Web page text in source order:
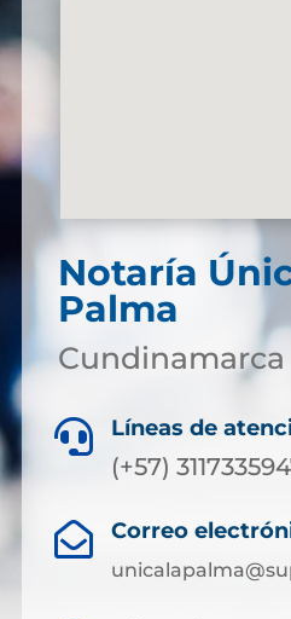
Notaría
Palma
Cundinamarca
 Líneas de
(+57)
 Correo